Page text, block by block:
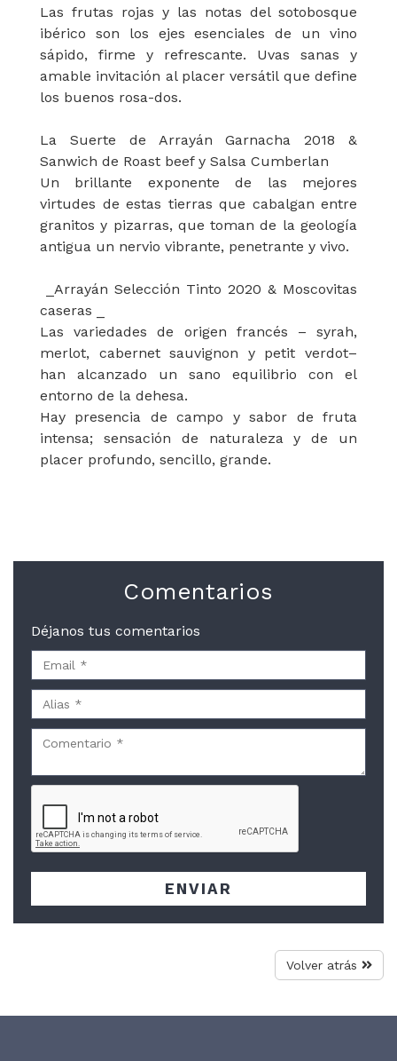
Las frutas rojas y las notas del sotobosque
ibérico son los ejes esenciales de un vino
sápido, firme y refrescante. Uvas sanas y
amable invitación al placer versátil que define
los buenos rosa-dos.
La Suerte de Arrayán Garnacha 2018 &
Sanwich de Roast beef y Salsa Cumberlan
Un brillante exponente de las mejores
virtudes de estas tierras que cabalgan entre
granitos y pizarras, que toman de la geología
antigua un nervio vibrante, penetrante y vivo.
_Arrayán Selección Tinto 2020 & Moscovitas
caseras _
Las variedades de origen francés – syrah,
merlot, cabernet sauvignon y petit verdot–
han alcanzado un sano equilibrio con el
entorno de la dehesa.
Hay presencia de campo y sabor de fruta
intensa; sensación de naturaleza y de un
placer profundo, sencillo, grande.
Comentarios
Déjanos tus comentarios
ENVIAR
Volver atrás